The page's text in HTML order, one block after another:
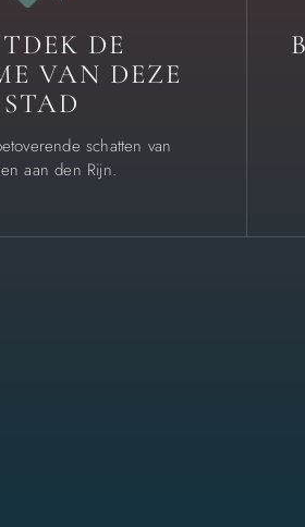
DE
VAN DEZE
STAD
schatten van
aan den Rijn.